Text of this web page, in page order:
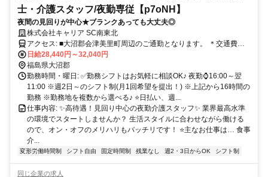
士・介護スタッフ/夜勤専従【p7oNH】
夜間の見回りが中心★ブランクあっても大丈夫◎
株式会社キャリア SC南東北
アクセス: ■大沼郡会津美里町周辺のご通勤となります。 ＊交通費全
額支給 ＊車通勤・バイク通勤OK（ガソリン代支給） ＊自転車通勤
OK
日給28,440円～32,040円
福島県大沼郡
勤務時間・曜日: ✅勤務シフトはお気軽に相談OK♪ 夜勤⌚16:00～翌
11:00 ※週2日～のシフト制(月1回希望を提出！) ※上記から16時間の
勤務 ※勤務地を複数から選べる♪ ⭐日払い、週...
仕事内容: ✨高待遇！見回り中心の夜勤介護スタッフ✨ 業界最高水準
の環境でスタートしませんか？ 生活スタイルに合わせながら働ける
ので、オン・オフのメリハリもバッチリです！ ⭐主なお仕事は… 食事
介...
変形労働時間制 シフト自由 固定時間制 残業なし 週2・3日からOK シフト制
同じ企業の求人